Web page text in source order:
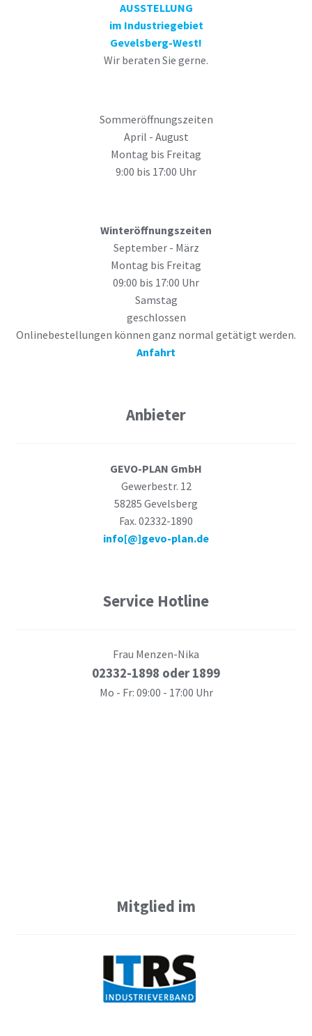
AUSSTELLUNG
im Industriegebiet
Gevelsberg-West!
Wir beraten Sie gerne.
Sommeröffnungszeiten
April - August
Montag bis Freitag
9:00 bis 17:00 Uhr
Winteröffnungszeiten
September - März
Montag bis Freitag
09:00 bis 17:00 Uhr
Samstag
geschlossen
Onlinebestellungen können ganz normal getätigt werden.
Anfahrt
Anbieter
GEVO-PLAN GmbH
Gewerbestr. 12
58285 Gevelsberg
Fax. 02332-1890
info[@]gevo-plan.de
Service Hotline
Frau Menzen-Nika
02332-1898 oder 1899
Mo - Fr: 09:00 - 17:00 Uhr
Mitglied im